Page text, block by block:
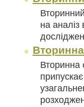
на
Вторинна